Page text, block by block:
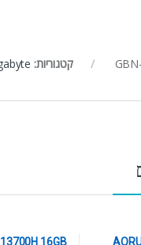
קטגוריות:
16GB